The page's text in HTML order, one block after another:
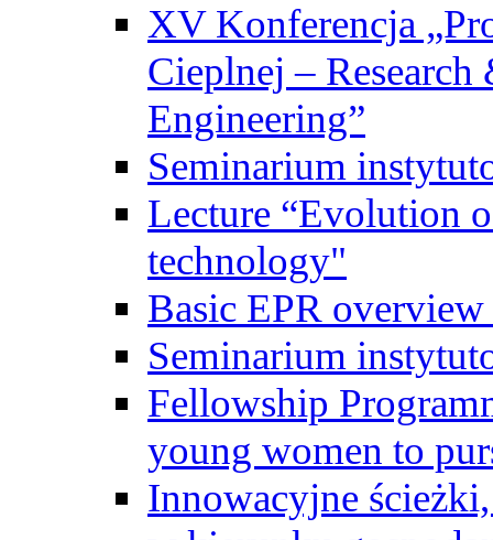
XV Konferencja
Cieplnej –
Engineering”
Seminarium
Lecture “Evolution
technology"
Basic EPR overview
Seminarium
Fellowship
young women to
Innowacyjne